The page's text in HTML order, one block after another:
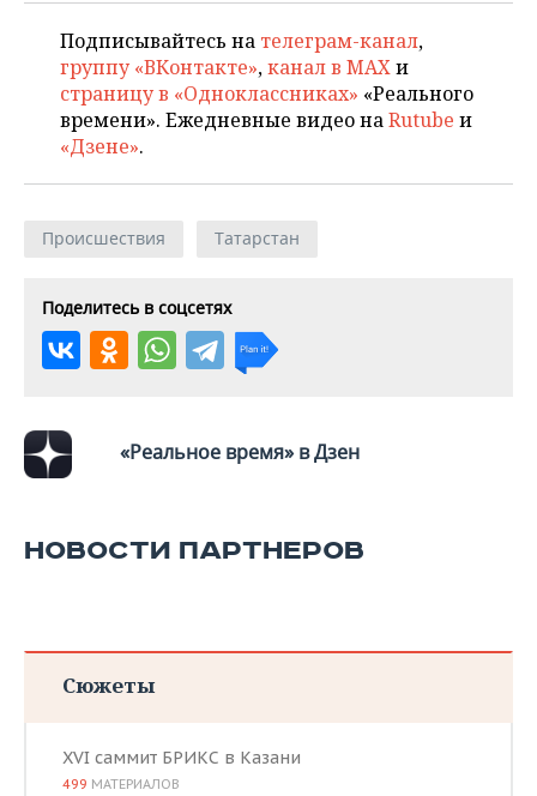
Подписывайтесь на телеграм-канал,
группу «ВКонтакте»,канал в MAXи
страницу в «Одноклассниках» «Реального
времени». Ежедневные видео наRutube и
«Дзене».
Происшествия Татарстан
Поделитесь в соцсетях
«Реальное время» в Дзен
НОВОСТИ ПАРТНЕРОВ
Сюжеты
XVI саммит БРИКС в Казани
499 МАТЕРИАЛОВ